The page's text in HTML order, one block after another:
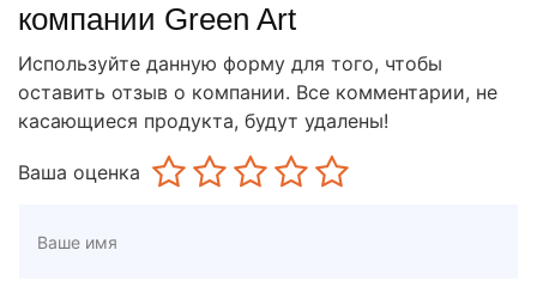
компании Green Art
Используйте данную форму для того, чтобы
оставить отзыв о компании. Все комментарии, не
касающиеся продукта, будут удалены!
Ваша оценка